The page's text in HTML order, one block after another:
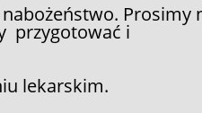
Prosimy
przygotować i
lekarskim.